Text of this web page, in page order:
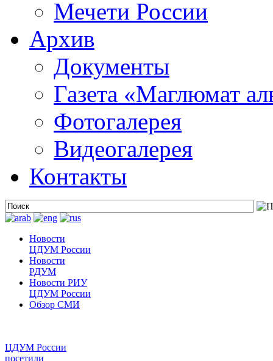
Мечети России
Архив
Документы
Газета «Маглюмат
Фотогалерея
Видеогалерея
Контакты
Новости
ЦДУМ России
Новости
РДУМ
Новости РИУ
ЦДУМ России
Обзор СМИ
ЦДУМ России
посетили